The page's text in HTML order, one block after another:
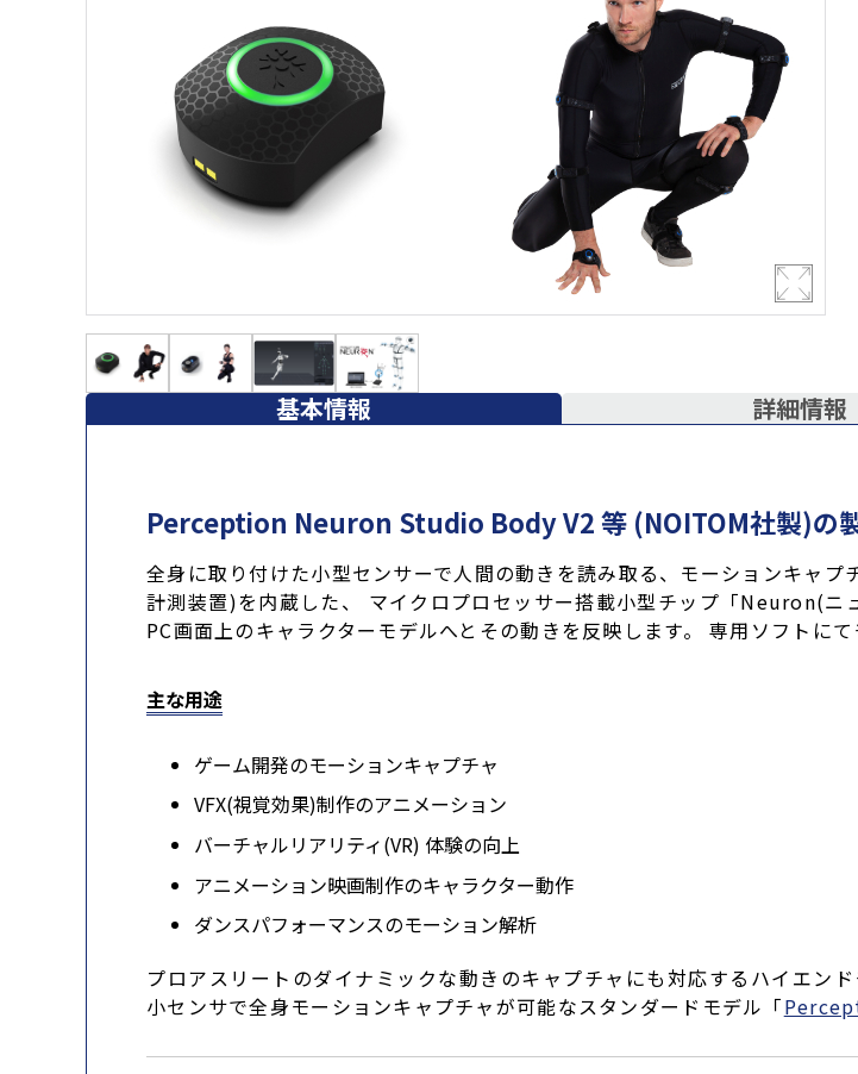
基本情報 詳細情報
Perception Neuron Studio Body V2 等 (NOITOM社製)の
全身に取り付けた小型センサーで人間の動きを読み取る、モーションキャ
計測装置)を内蔵した、 マイクロプロセッサー搭載小型チップ「Neuron(ニ
PC画面上のキャラクターモデルへとその動きを反映します。 専用ソフトに
主な用途
ゲーム開発のモーションキャプチャ
VFX(視覚効果)制作のアニメーション
バーチャルリアリティ(VR) 体験の向上
アニメーション映画制作のキャラクター動作
ダンスパフォーマンスのモーション解析
プロアスリートのダイナミックな動きのキャプチャにも対応するハイエン
小センサで全身モーションキャプチャが可能なスタンダードモデル「